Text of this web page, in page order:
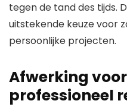
tegen de tand des tijds.
uitstekende keuze voor
persoonlijke projecten.
Afwerking
professioneel